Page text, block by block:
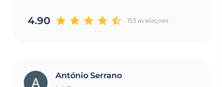
4.90 153 avaliaçoes
A
António Serrano